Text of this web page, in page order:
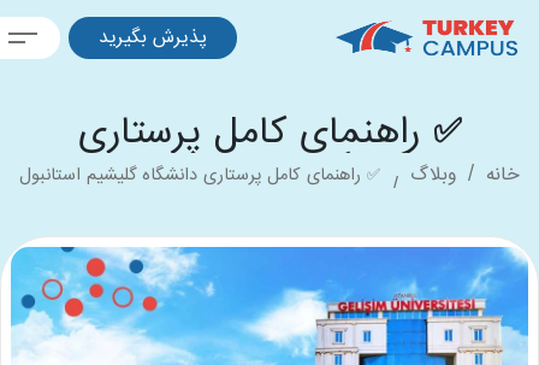
پذیرش بگیرید
✅ راهنمای کامل پرستاری
دانشگاه گلیشیم استانبول ✅
وبلاگ
✅ راهنمای کامل پرستاری دانشگاه گلیشیم استانبول